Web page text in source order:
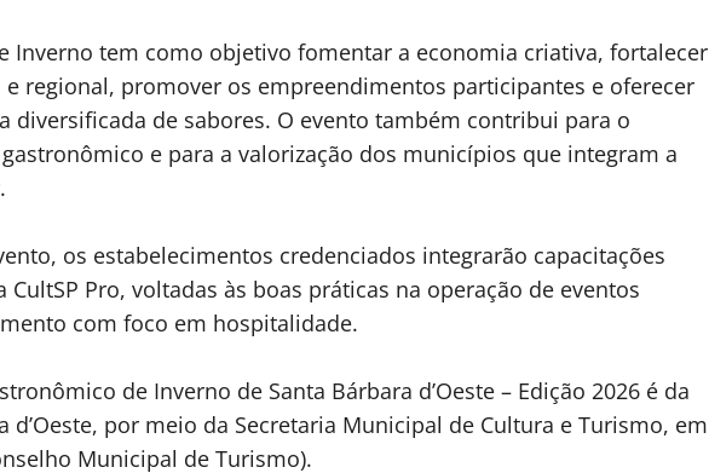
Inverno tem como objetivo fomentar a economia criativa, fortalecer
regional, promover os empreendimentos participantes e oferecer
diversificada de sabores. O evento também contribui para o
e para a valorização dos municípios que integram a
os estabelecimentos credenciados integrarão capacitações
Pro, voltadas às boas práticas na operação de eventos
com foco em hospitalidade.
de Inverno de Santa Bárbara d’Oeste – Edição 2026 é da
d’Oeste, por meio da Secretaria Municipal de Cultura e Turismo, em
Municipal de Turismo).